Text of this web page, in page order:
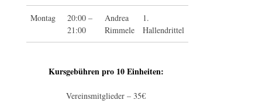
Montag
20:00 –
21:00
Andrea
Rimmele
1.
Hallendrittel
Kursgebühren pro 10 Einheiten:
Vereinsmitglieder – 35€